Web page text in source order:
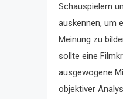
Schauspielern
auskennen, um
Meinung zu
sollte eine
ausgewogene
objektiver